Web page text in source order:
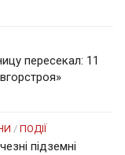
пересекал: 11
/ ПОДІЇ
підземні